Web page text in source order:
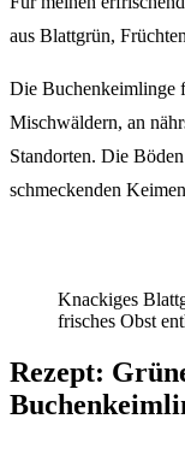
aus Blattgrün,
Die Buchenkeimlinge
Mischwäldern, an
Standorten. Die
schmeckenden
Knackiges
frisches Obst
Rezept: